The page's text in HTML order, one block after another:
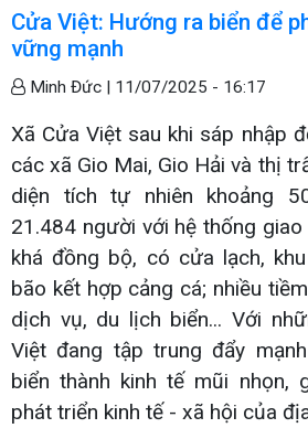
Cửa Việt: Hướng ra biển để
vững mạnh
Minh Đức | 11/07/2025 - 16:17
Xã Cửa Việt sau khi sáp nhập
các xã Gio Mai, Gio Hải và thị
diện tích tự nhiên khoảng
21.484 người với hệ thống
khá đồng bộ, có cửa lạch,
bão kết hợp cảng cá; nhiều
dịch vụ, du lịch biển... Với
Việt đang tập trung đẩy
biển thành kinh tế mũi nhọn,
phát triển kinh tế - xã hội của